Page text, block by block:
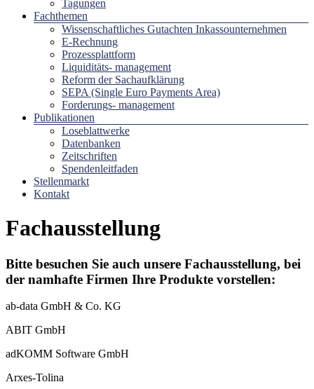
Tagungen
Fachthemen
Wissenschaftliches Gutachten Inkassounternehmen
E-Rechnung
Prozessplattform
Liquiditäts- management
Reform der Sachaufklärung
SEPA (Single Euro Payments Area)
Forderungs- management
Publikationen
Loseblattwerke
Datenbanken
Zeitschriften
Spendenleitfaden
Stellenmarkt
Kontakt
Fachausstellung
Bitte besuchen Sie auch unsere Fachausstellung, bei
der namhafte Firmen Ihre Produkte vorstellen:
ab-data GmbH & Co. KG
ABIT GmbH
adKOMM Software GmbH
Arxes-Tolina